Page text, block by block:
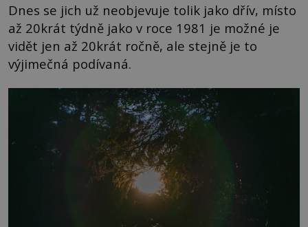
Dnes se jich už neobjevuje tolik jako dřív, místo
až 20krát týdně jako v roce 1981 je možné je
vidět jen až 20krát ročně, ale stejně je to
výjimečná podívaná.